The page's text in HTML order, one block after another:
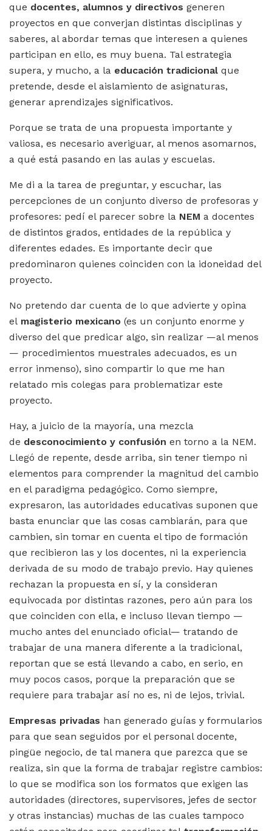
que docentes, alumnos y directivos generen
proyectos en que converjan distintas disciplinas y
saberes, al abordar temas que interesen a quienes
participan en ello, es muy buena. Tal estrategia
supera, y mucho, a la educación tradicional que
pretende, desde el aislamiento de asignaturas,
generar aprendizajes significativos.
Porque se trata de una propuesta importante y
valiosa, es necesario averiguar, al menos asomarnos,
a qué está pasando en las aulas y escuelas.
Me di a la tarea de preguntar, y escuchar, las
percepciones de un conjunto diverso de profesoras y
profesores: pedí el parecer sobre la NEM a docentes
de distintos grados, entidades de la república y
diferentes edades. Es importante decir que
predominaron quienes coinciden con la idoneidad del
proyecto.
No pretendo dar cuenta de lo que advierte y opina
el magisterio mexicano (es un conjunto enorme y
diverso del que predicar algo, sin realizar —al menos
— procedimientos muestrales adecuados, es un
error inmenso), sino compartir lo que me han
relatado mis colegas para problematizar este
proyecto.
Hay, a juicio de la mayoría, una mezcla
de desconocimiento y confusión en torno a la NEM.
Llegó de repente, desde arriba, sin tener tiempo ni
elementos para comprender la magnitud del cambio
en el paradigma pedagógico. Como siempre,
expresaron, las autoridades educativas suponen que
basta enunciar que las cosas cambiarán, para que
cambien, sin tomar en cuenta el tipo de formación
que recibieron las y los docentes, ni la experiencia
derivada de su modo de trabajo previo. Hay quienes
rechazan la propuesta en sí, y la consideran
equivocada por distintas razones, pero aún para los
que coinciden con ella, e incluso llevan tiempo —
mucho antes del enunciado oficial— tratando de
trabajar de una manera diferente a la tradicional,
reportan que se está llevando a cabo, en serio, en
muy pocos casos, porque la preparación que se
requiere para trabajar así no es, ni de lejos, trivial.
Empresas privadas han generado guías y formularios
para que sean seguidos por el personal docente,
pingüe negocio, de tal manera que parezca que se
realiza, sin que la forma de trabajar registre cambios:
lo que se modifica son los formatos que exigen las
autoridades (directores, supervisores, jefes de sector
y otras instancias) muchas de las cuales tampoco